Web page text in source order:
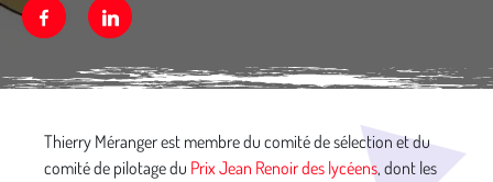
FacebookLinkedin
Thierry Méranger est membre du comité de sélection et du
comité de pilotage du Prix Jean Renoir des lycéens, dont les